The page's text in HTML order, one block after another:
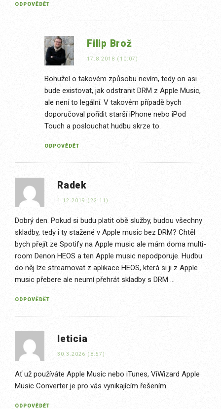
ODPOVĚDĚT
Filip Brož
17.8.2018 (10:07)
Bohužel o takovém způsobu nevím, tedy on asi
bude existovat, jak odstranit DRM z Apple Music,
ale není to legální. V takovém případě bych
doporučoval pořídit starší iPhone nebo iPod
Touch a poslouchat hudbu skrze to.
ODPOVĚDĚT
Radek
1.12.2019 (22:11)
Dobrý den. Pokud si budu platit obě služby, budou všechny
skladby, tedy i ty stažené v Apple music bez DRM? Chtěl
bych přejít ze Spotify na Apple music ale mám doma multi-
room Denon HEOS a ten Apple music nepodporuje. Hudbu
do něj lze streamovat z aplikace HEOS, která si ji z Apple
music přebere ale neumí přehrát skladby s DRM …
ODPOVĚDĚT
leticia
30.3.2026 (8:57)
Ať už používáte Apple Music nebo iTunes, ViWizard Apple
Music Converter je pro vás vynikajícím řešením.
ODPOVĚDĚT